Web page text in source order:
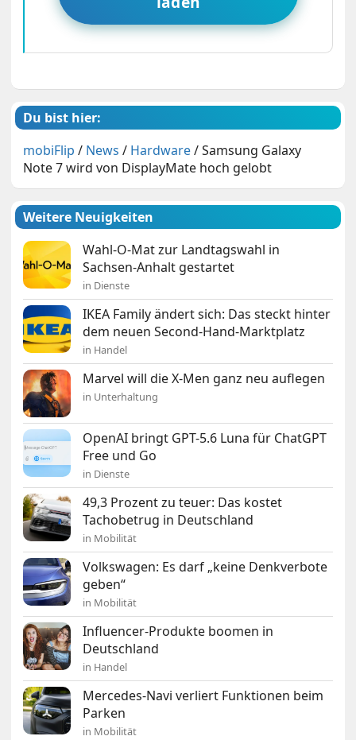
Du bist hier:
mobiFlip / News / Hardware/Samsung Galaxy
Note 7 wird von DisplayMate hoch gelobt
Weitere Neuigkeiten
Wahl-O-Mat zur Landtagswahl in
Sachsen-Anhalt gestartet
in Dienste
IKEA Family ändert sich: Das steckt hinter
dem neuen Second-Hand-Marktplatz
in Handel
Marvel will die X-Men ganz neu auflegen
in Unterhaltung
OpenAI bringt GPT-5.6 Luna für ChatGPT
Free und Go
in Dienste
49,3 Prozent zu teuer: Das kostet
Tachobetrug in Deutschland
in Mobilität
Volkswagen: Es darf „keine Denkverbote
geben“
in Mobilität
Influencer-Produkte boomen in
Deutschland
in Handel
Mercedes-Navi verliert Funktionen beim
Parken
in Mobilität